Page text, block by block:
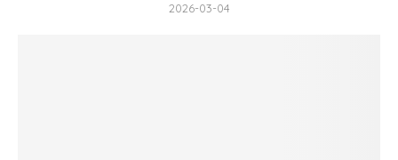
2026-03-04